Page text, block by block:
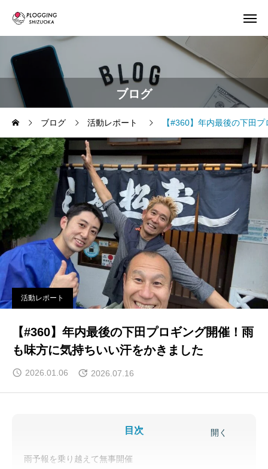
ブログ
ブログ 活動レポート 【#360】年内最後の下田
活動レポート
【#360】年内最後の下田プロギング開催！雨
も味方に気持ちいい汗をかきました
2026.01.06 2026.07.16
開く
目次
雨予報を乗り越えて無事開催